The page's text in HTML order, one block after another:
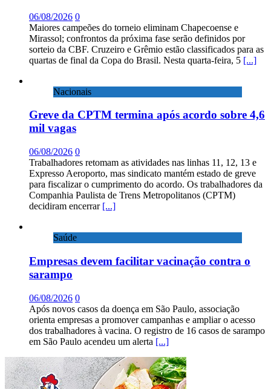
06/08/2026 0
Maiores campeões do torneio eliminam Chapecoense e
Mirassol; confrontos da próxima fase serão definidos por
sorteio da CBF. Cruzeiro e Grêmio estão classificados para as
quartas de final da Copa do Brasil. Nesta quarta-feira, 5 [...]
Nacionais
Greve da CPTM termina após acordo sobre 4,6
mil vagas
06/08/2026 0
Trabalhadores retomam as atividades nas linhas 11, 12, 13 e
Expresso Aeroporto, mas sindicato mantém estado de greve
para fiscalizar o cumprimento do acordo. Os trabalhadores da
Companhia Paulista de Trens Metropolitanos (CPTM)
decidiram encerrar [...]
Saúde
Empresas devem facilitar vacinação contra o
sarampo
06/08/2026 0
Após novos casos da doença em São Paulo, associação
orienta empresas a promover campanhas e ampliar o acesso
dos trabalhadores à vacina. O registro de 16 casos de sarampo
em São Paulo acendeu um alerta [...]